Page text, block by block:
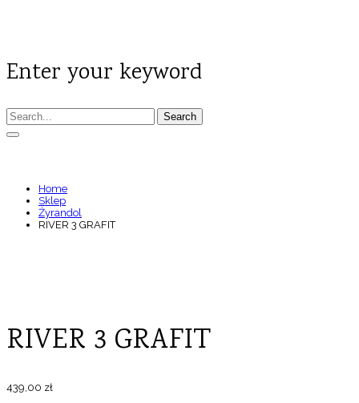
Enter your keyword
Search
Home
Sklep
Żyrandol
RIVER 3 GRAFIT
RIVER 3 GRAFIT
439,00 zł